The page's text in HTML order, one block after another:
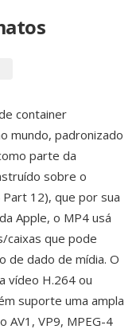
container
mundo, padronizado
parte da
sobre o
12), que por sua
Apple, o MP4 usá
caixas que pode
de dado de mídia. O
vídeo H.264 ou
suporte uma ampla
AV1, VP9, MPEG-4